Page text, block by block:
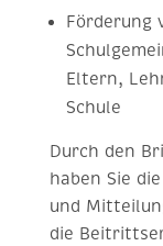
Förderung
Eltern,
Schule
Durch den
haben Sie
und
die